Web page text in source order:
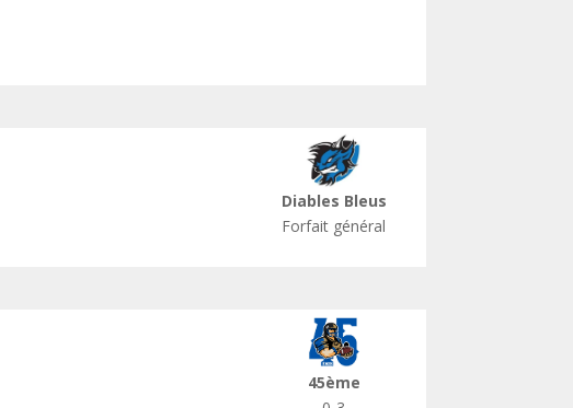
Diables Bleus
Forfait général
45ème